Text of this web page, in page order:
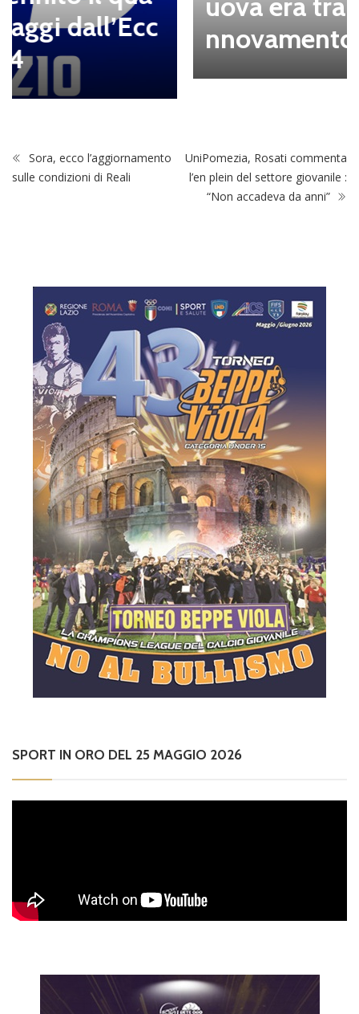
nnovamento
sulle condizioni di Reali
l’en plein del settore giovanile :
“Non accadeva da anni”